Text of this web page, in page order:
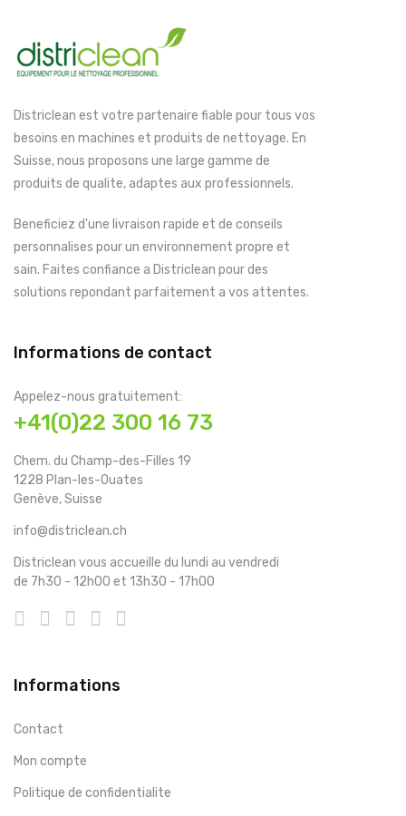
Districlean est votre partenaire fiable pour tous vos
besoins en machines et produits de nettoyage. En
Suisse, nous proposons une large gamme de
produits de qualite, adaptes aux professionnels.
Beneficiez d'une livraison rapide et de conseils
personnalises pour un environnement propre et
sain. Faites confiance a Districlean pour des
solutions repondant parfaitement a vos attentes.
Informations de contact
Appelez-nous gratuitement:
+41(0)22 300 16 73
Chem. du Champ-des-Filles 19
1228 Plan-les-Ouates
Genève, Suisse
info@districlean.ch
Districlean vous accueille du lundi au vendredi
de 7h30 - 12h00 et 13h30 - 17h00
Informations
Contact
Mon compte
Politique de confidentialite